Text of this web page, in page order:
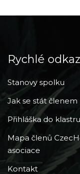
Rychlé
Stanovy spolku
Jak se stát členem
Přihláška do klastru
Mapa členů
asociace
Kontakt